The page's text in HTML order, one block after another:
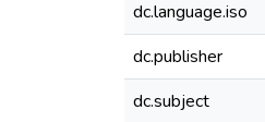
dc.language.iso
dc.publisher
dc.subject